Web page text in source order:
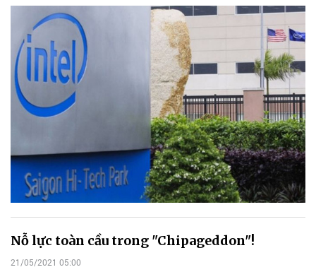
Nỗ lực toàn cầu trong "Chipageddon"!
21/05/2021 05:00